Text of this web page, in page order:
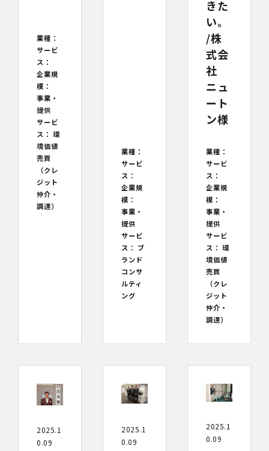
業種：
サービ
ス：
企業規
模：
事業・
提供
サービ
ス： 環
境価値
売買
（クレ
ジット
仲介・
調達）
業種：
サービ
ス：
企業規
模：
事業・
提供
サービ
ス： ブ
ランド
コンサ
ルティ
ング
きた
い。
/株
式会
社
ニュ
ート
ン様
業種：
サービ
ス：
企業規
模：
事業・
提供
サービ
ス： 環
境価値
売買
（クレ
ジット
仲介・
調達）
2025.1
0.09
2025.1
0.09
2025.1
0.09